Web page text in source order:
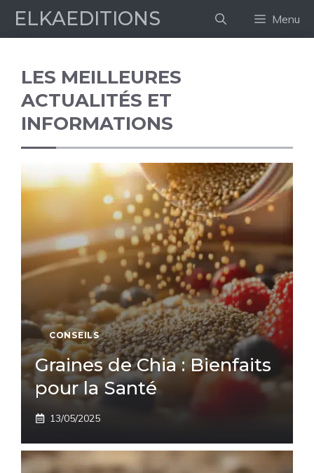
AllerELKAEDITIONS Menu
LES MEILLEURES
ACTUALITÉS ET
INFORMATIONS
CONSEILS
Graines de Chia : Bienfaits
pour la Santé
13/05/2025